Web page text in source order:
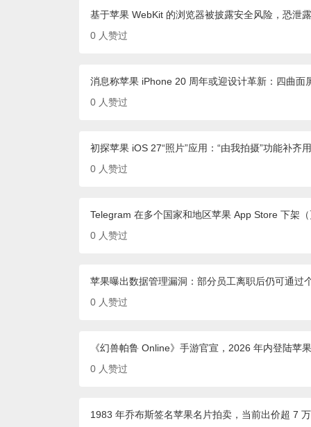
基于苹果 WebKit 的浏览器被披露安全风险，恐泄
0 人赞过
消息称苹果 iPhone 20 周年或迎设计革新：四曲面
0 人赞过
初探苹果 iOS 27“照片”应用：“由我拍摄”功能补齐
0 人赞过
Telegram 在多个国家和地区苹果 App Store 下架
0 人赞过
苹果曝出数据管理漏洞：部分员工离职后仍可通过
0 人赞过
《幻兽帕鲁 Online》手游官宣，2026 年内登陆苹
0 人赞过
1983 年乔布斯签名苹果名片拍卖，当前出价超 7